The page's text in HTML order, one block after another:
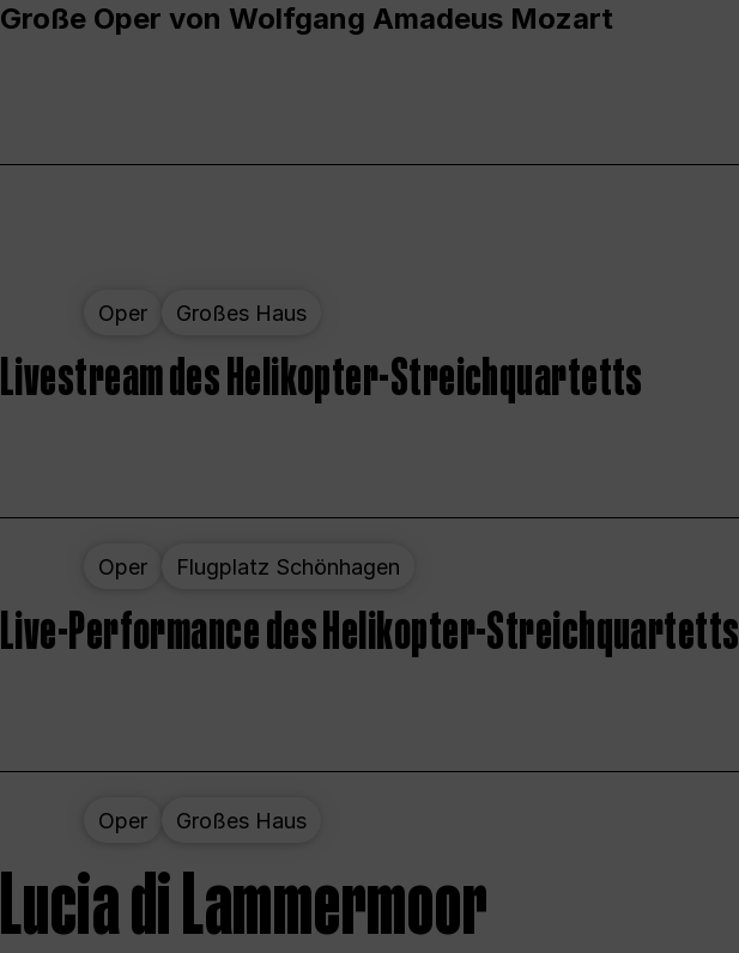
Große Oper von Wolfgang Amadeus Mozart
Oper Großes Haus
Livestream des Helikopter-Streichquartetts
Oper Flugplatz Schönhagen
Live-Performance des Helikopter-Streichquartetts
Oper Großes Haus
Lucia di Lammermoor